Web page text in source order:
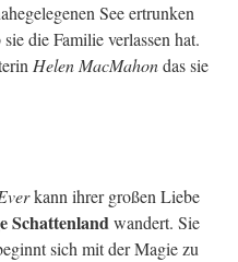
See ertrunken
die Familie verlassen hat.
Helen MacMahondas sie
kann ihrer großen Liebe
Schattenlandwandert. Sie
sich mit der Magie zu